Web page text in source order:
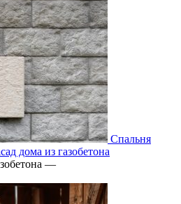
Спальня
дома из газобетона
—